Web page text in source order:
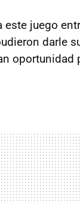
juego
darle
oportunidad